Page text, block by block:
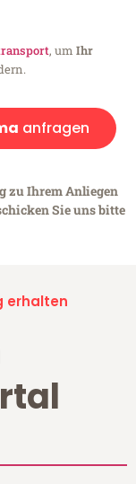
, um Ihr
anfragen
zu Ihrem Anliegen
Sie uns bitte
erhalten